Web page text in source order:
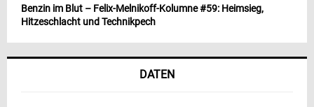
Benzin im Blut – Felix-Melnikoff-Kolumne #59: Heimsieg,
Hitzeschlacht und Technikpech
DATEN